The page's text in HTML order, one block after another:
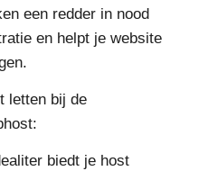
een redder in nood
en helpt je website
letten bij de
biedt je host